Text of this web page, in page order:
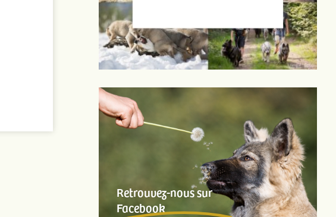
Retrouvez-nous sur
Facebook